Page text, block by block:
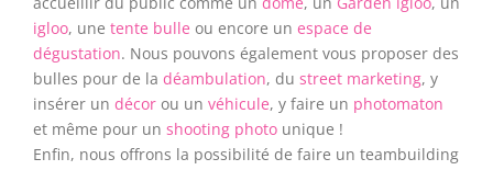
igloo, une tente bulle ou encore un espace de
dégustation. Nous pouvons également vous proposer des
bulles pour de la déambulation, du street marketing, y
insérer un décor ou un véhicule, y faire un photomaton
et même pour un shooting photo unique !
Enfin, nous offrons la possibilité de faire un teambuilding